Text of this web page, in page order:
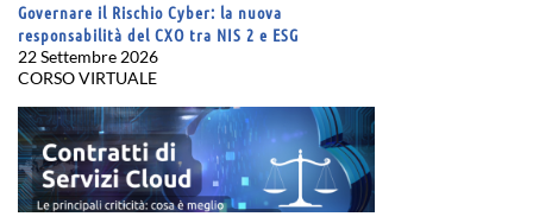
Governare il Rischio Cyber: la nuova
responsabilità del CXO tra NIS 2 e ESG
22 Settembre 2026
CORSO VIRTUALE